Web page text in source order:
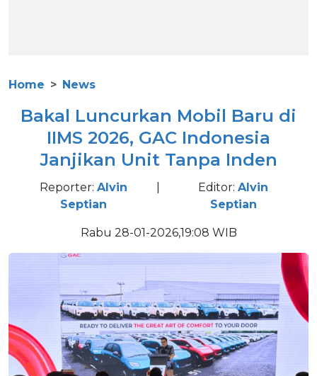
Home News
Bakal Luncurkan Mobil Baru di
IIMS 2026, GAC Indonesia
Janjikan Unit Tanpa Inden
Reporter: Alvin
Septian
Editor:Alvin
Septian
Rabu 28-01-2026,19:08 WIB